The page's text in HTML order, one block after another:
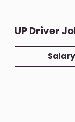
UP Driver
Salary